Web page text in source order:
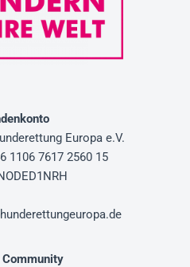
Europa e.V.
1106 7617 2560 15